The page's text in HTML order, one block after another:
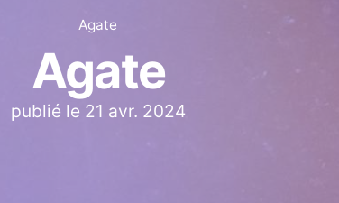
Agate
Agate
publié le 21 avr. 2024